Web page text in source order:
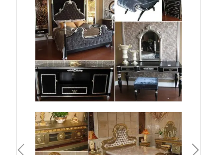
下一頁